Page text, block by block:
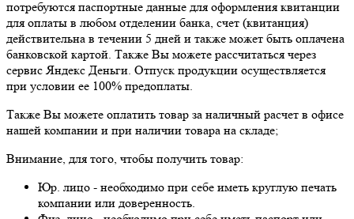
потребуются паспортные данные для оформления квитанции
для оплаты в любом отделении банка, счет (квитанция)
действительна в течении 5 дней и также может быть оплачена
банковской картой. Также Вы можете рассчитаться через
сервис Яндекс Деньги. Отпуск продукции осуществляется
при условии ее 100% предоплаты.
Также Вы можете оплатить товар за наличный расчет в офисе
нашей компании и при наличии товара на складе;
Внимание, для того, чтобы получить товар:
Юр. лицо - необходимо при себе иметь круглую печать
компании или доверенность.